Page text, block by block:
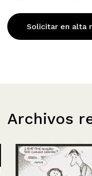
Solicitar en alta
Archivos